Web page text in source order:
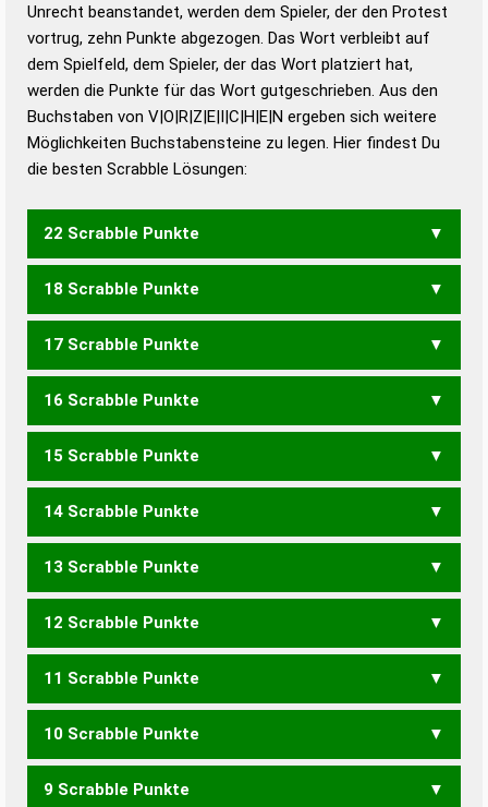
Duden – Standardwerk in 12 Bänden
Duden – Richtiges und gutes
Deutsch
Duden – Die deutsche Grammatik
Duden – Deutsches
Universalwörterbuch
Unrecht beanstandet, werden dem Spieler, der den Protest
vortrug, zehn Punkte abgezogen. Das Wort verbleibt auf
dem Spielfeld, dem Spieler, der das Wort platziert hat,
werden die Punkte für das Wort gutgeschrieben. Aus den
Buchstaben von V|O|R|Z|E|I|C|H|E|N ergeben sich weitere
Möglichkeiten Buchstabensteine zu legen. Hier findest Du
die besten Scrabble Lösungen:
22 Scrabble Punkte
VORZEICHNE
18 Scrabble Punkte
VORHEIZEN VORZIEHEN
17 Scrabble Punkte
CHEVRON VIECHERN
16 Scrabble Punkte
VIECHER VIERZEHN
15 Scrabble Punkte
COVERE COVERN VIECHE
VERZIEH
14 Scrabble Punkte
COVER COVRE VIECH
ZEICHNER
13 Scrabble Punkte
VOCE VOCI VEZIER VORHIN
ZEICHNE ZIECHEN
12 Scrabble Punkte
HIEVEN ZECHEN ZECHER
11 Scrabble Punkte
VIZE HIEVE VORNE ZECHE
VIEREN EICHERN REICHEN RIECHEN
10 Scrabble Punkte
HIEV VIEH VORN ZECH
9 Scrabble Punkte